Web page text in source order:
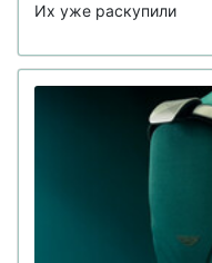
Их уже раскупили